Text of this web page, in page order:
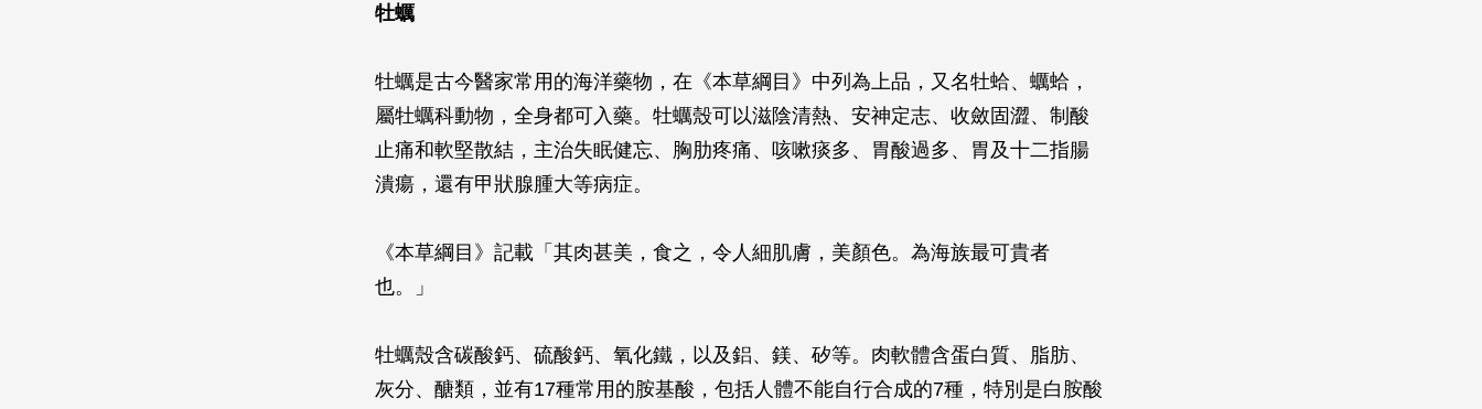
牡蠣
牡蠣是古今醫家常用的海洋藥物，在《本草綱目》中列為上品，又名牡蛤、蠣蛤，
屬牡蠣科動物，全身都可入藥。牡蠣殼可以滋陰清熱、安神定志、收斂固澀、制酸
止痛和軟堅散結，主治失眠健忘、胸肋疼痛、咳嗽痰多、胃酸過多、胃及十二指腸
潰瘍，還有甲狀腺腫大等病症。
《本草綱目》記載「其肉甚美，食之，令人細肌膚，美顏色。為海族最可貴者
也。」
牡蠣殼含碳酸鈣、硫酸鈣、氧化鐵，以及鋁、鎂、矽等。肉軟體含蛋白質、脂肪、
灰分、醣類，並有17種常用的胺基酸，包括人體不能自行合成的7種，特別是白胺酸